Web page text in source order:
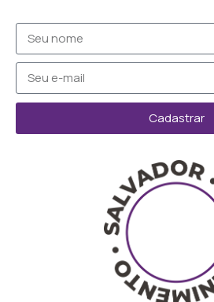
Cadastrar